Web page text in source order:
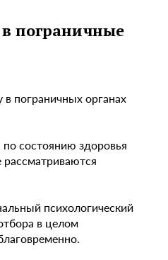
пограничные
пограничных органах
состоянию здоровья
психологический
в целом